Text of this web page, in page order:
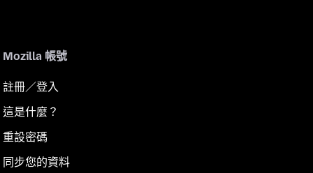
Mozilla 帳號
註冊／登入
這是什麼？
重設密碼
同步您的資料